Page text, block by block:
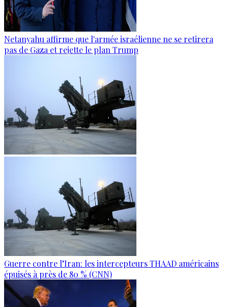
Netanyahu affirme que l'armée israélienne ne se retirera
pas de Gaza et rejette le plan Trump
Guerre contre l’Iran: les intercepteurs THAAD américains
épuisés à près de 80 % (CNN)